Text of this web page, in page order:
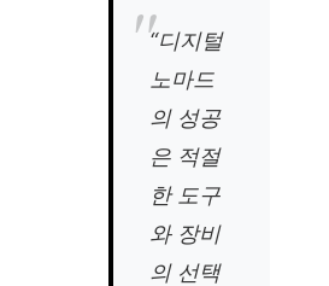
“디지털
노마드
의 성공
은 적절
한 도구
와 장비
의 선택